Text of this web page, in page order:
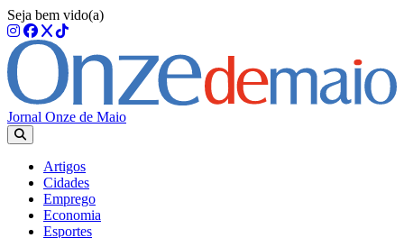
Seja bem vido(a)
Jornal Onze de Maio
Artigos
Cidades
Emprego
Economia
Esportes